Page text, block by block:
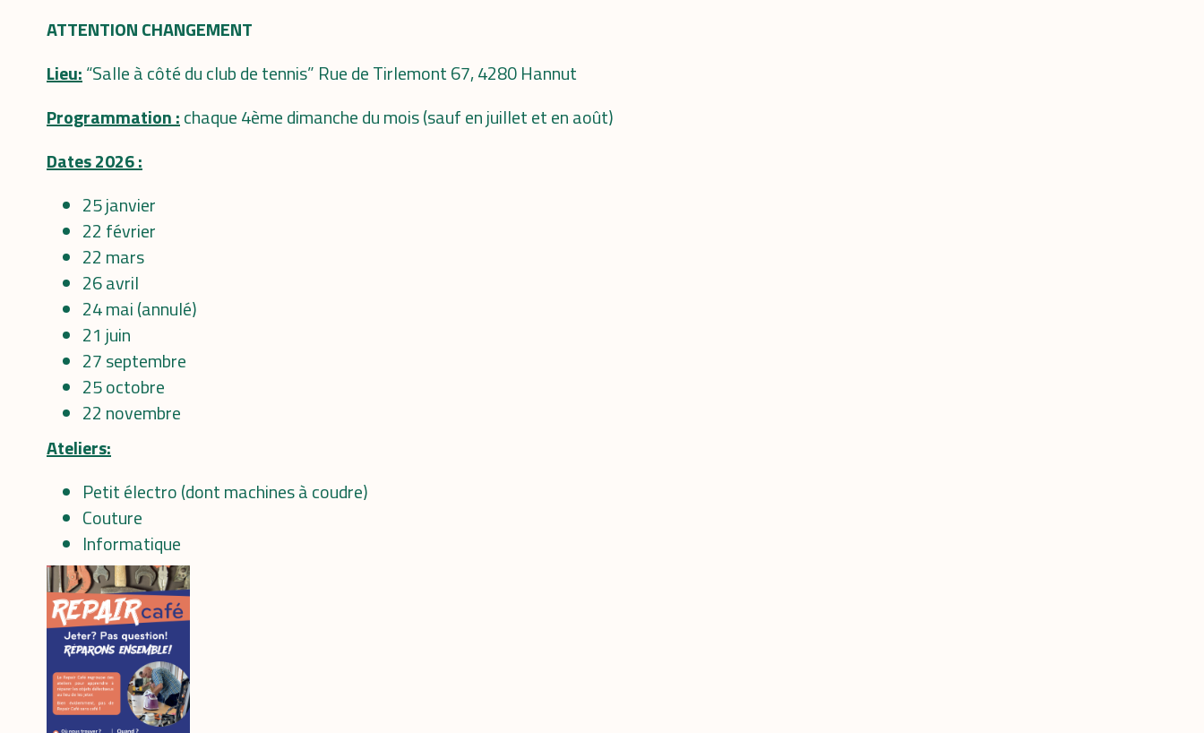
ATTENTION CHANGEMENT
Lieu:“Salle à côté du club de tennis” Rue de Tirlemont 67, 4280 Hannut
Programmation :chaque 4ème dimanche du mois (sauf en juillet et en août)
Dates 2026 :
25 janvier
22 février
22 mars
26 avril
24 mai (annulé)
21 juin
27 septembre
25 octobre
22 novembre
Ateliers:
Petit électro (dont machines à coudre)
Couture
Informatique